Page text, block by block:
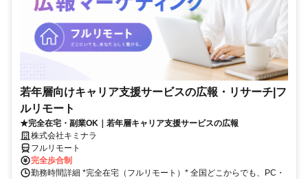
若年層向けキャリア支援サービスの広報・リサーチ|フ
ルリモート
★完全在宅・副業OK｜若年層キャリア支援サービスの広報
株式会社キミナラ
フルリモート
完全歩合制
勤務時間詳細 *完全在宅（フルリモート）* 全国どこからでも、PC・